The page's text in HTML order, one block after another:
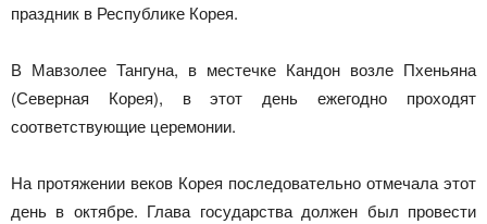
праздник в Республике Корея.
В Мавзолее Тангуна, в местечке Кандон возле Пхеньяна
(Северная Корея), в этот день ежегодно проходят
соответствующие церемонии.
На протяжении веков Корея последовательно отмечала этот
день в октябре. Глава государства должен был провести